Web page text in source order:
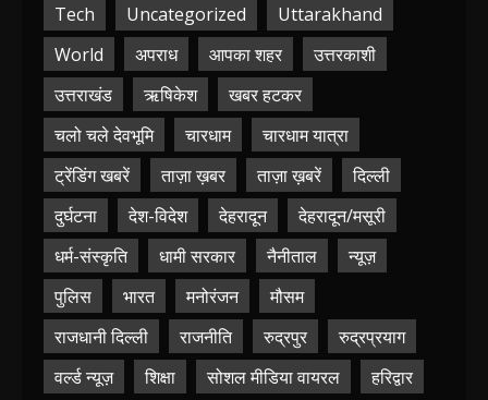
Tech
Uncategorized
Uttarakhand
World
अपराध आपका शहर
उत्तरकाशी
उत्तराखंड
ऋषिकेश
खबर हटकर
चलो चले देवभूमि
चारधाम
चारधाम यात्रा
ट्रेंडिंग खबरें
ताज़ा ख़बर ताज़ा ख़बरें
दिल्ली
दुर्घटना
देश-विदेश देहरादून
देहरादून/मसूरी
धर्म-संस्कृति
धामी सरकार नैनीताल
न्यूज़
पुलिस
भारत मनोरंजन
मौसम
राजधानी दिल्ली
राजनीति रुद्रपुर
रुद्रप्रयाग
वर्ल्ड न्यूज़
शिक्षा सोशल मीडिया वायरल हरिद्वार